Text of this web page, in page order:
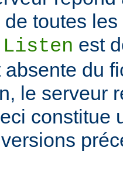
toutes
Listen est
du
le serveur
constitue